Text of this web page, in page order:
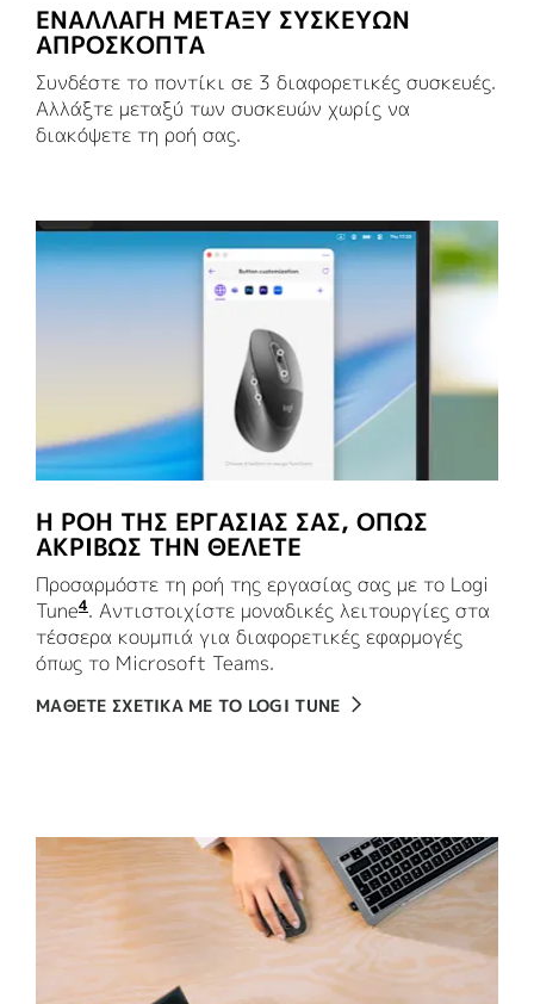
ΕΝΑΛΛΑΓΗ ΜΕΤΑΞΥ ΣΥΣΚΕΥΩΝ
ΑΠΡΟΣΚΟΠΤΑ
Συνδέστε το ποντίκι σε 3 διαφορετικές συσκευές.
Αλλάξτε μεταξύ των συσκευών χωρίς να
διακόψετε τη ροή σας.
Η ΡΟΗ ΤΗΣ ΕΡΓΑΣΙΑΣ ΣΑΣ, ΟΠΩΣ
ΑΚΡΙΒΩΣ ΤΗΝ ΘΕΛΕΤΕ
Προσαρμόστε τη ροή της εργασίας σας με το Logi
Tune4Η προσαρμογή της συσκευής απαιτεί
. Αντιστοιχίστε μοναδικές λειτουργίες στα
τέσσερα κουμπιά για διαφορετικές εφαρμογές
όπως το Microsoft Teams.
ΜΑΘΕΤΕ ΣΧΕΤΙΚΑ ΜΕ ΤΟ LOGI TUNE